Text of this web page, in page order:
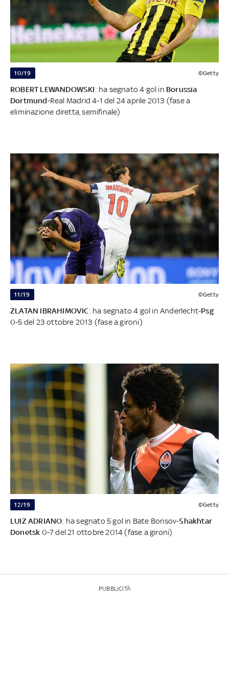
10/19 ©Getty
ROBERT LEWANDOWSKI: ha segnato 4 gol in Borussia
Dortmund-Real Madrid 4-1 del 24 aprile 2013 (fase a
eliminazione diretta, semifinale)
11/19 ©Getty
ZLATAN IBRAHIMOVIC: ha segnato 4 gol in Anderlecht-Psg
0-5 del 23 ottobre 2013 (fase a gironi)
12/19 ©Getty
LUIZ ADRIANO: ha segnato 5 gol in Bate Borisov-Shakhtar
Donetsk 0-7 del 21 ottobre 2014 (fase a gironi)
PUBBLICITÀ